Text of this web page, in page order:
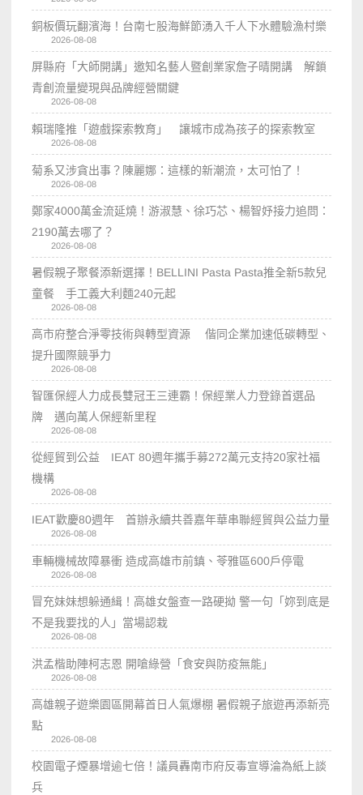
銅板價玩翻濱海！台南七股海鮮節湧入千人下水體驗漁村樂
2026-08-08
屏縣府「大師開講」邀知名藝人暨創業家詹子晴開講 解鎖
青創流量變現與品牌經營關鍵
2026-08-08
賴瑞隆推「遊戲探索教育」 讓城市成為孩子的探索教室
2026-08-08
菊系又涉貪出事？陳麗娜：這樣的新潮流，太可怕了！
2026-08-08
鄭家4000萬金流延燒！游淑慧、徐巧芯、楊智妤接力追問：
2190萬去哪了？
2026-08-08
暑假親子聚餐添新選擇！BELLINI Pasta Pasta推全新5款兒
童餐 手工義大利麵240元起
2026-08-08
高市府整合淨零技術與轉型資源 偕同企業加速低碳轉型、
提升國際競爭力
2026-08-08
智匯保經人力成長雙冠王三連霸！保經業人力登錄首選品
牌 邁向萬人保經新里程
2026-08-08
從經貿到公益 IEAT 80週年攜手募272萬元支持20家社福
機構
2026-08-08
IEAT歡慶80週年 首辦永續共善嘉年華串聯經貿與公益力量
2026-08-08
車輛機械故障暴衝 造成高雄市前鎮、苓雅區600戶停電
2026-08-08
冒充妹妹想躲通緝！高雄女盤查一路硬拗 警一句「妳到底是
不是我要找的人」當場認栽
2026-08-08
洪孟楷助陣柯志恩 開嗆綠營「食安與防疫無能」
2026-08-08
高雄親子遊樂園區開幕首日人氣爆棚 暑假親子旅遊再添新亮
點
2026-08-08
校園電子煙暴增逾七倍！議員轟南市府反毒宣導淪為紙上談
兵